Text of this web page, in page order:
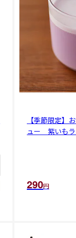
【季節限定】
ュー 紫いも
290円